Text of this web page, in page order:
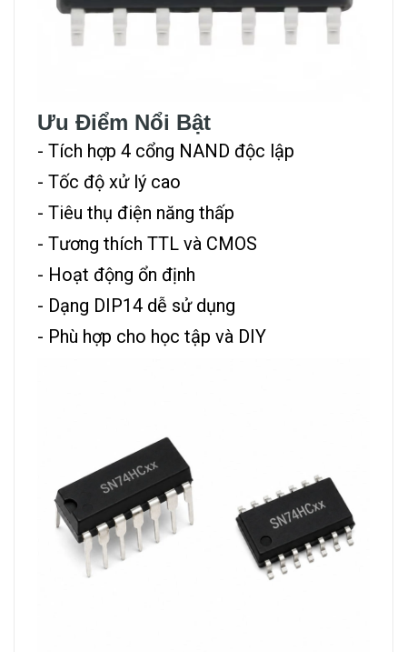
Ưu Điểm Nổi Bật
- Tích hợp 4 cổng NAND độc lập
- Tốc độ xử lý cao
- Tiêu thụ điện năng thấp
- Tương thích TTL và CMOS
- Hoạt động ổn định
- Dạng DIP14 dễ sử dụng
- Phù hợp cho học tập và DIY